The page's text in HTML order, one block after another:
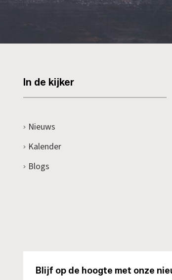
In de kijker
Nieuws
Kalender
Blogs
Blijf op de hoogte met onze